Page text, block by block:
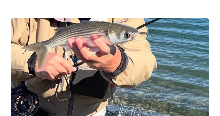
開
を
展
開
ュ
ー
を
展
開
メ
ニ
ュ
ー
を
展
開
お問い合わせ(Contact)
特定商取引法に関わる表示
広告の配信について
ブログ